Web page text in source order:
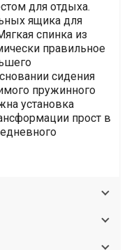
для отдыха.
ящика для
спинка из
правильное
сидения
пружинного
установка
прост в